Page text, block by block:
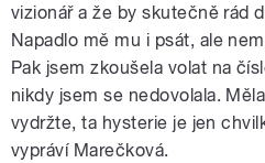
vizionář a že by skutečně rád
Napadlo mě mu i psát, ale
Pak jsem zkoušela volat na
nikdy jsem se nedovolala.
vydržte, ta hysterie je jen
vypráví Marečková.